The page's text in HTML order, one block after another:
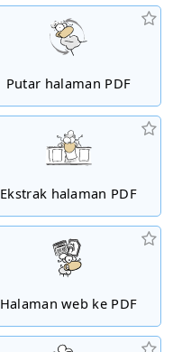
Putar halaman PDF
Ekstrak halaman PDF
Halaman web ke PDF